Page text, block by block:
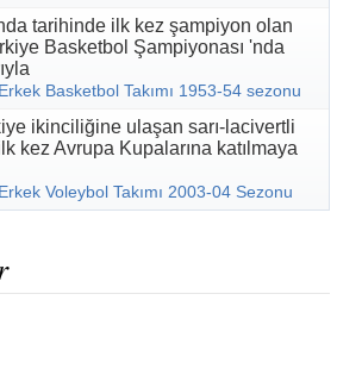
tarihinde ilk kez şampiyon olan
Basketbol Şampiyonası 'nda
Basketbol Takımı 1953-54 sezonu
ikinciliğine ulaşan sarı-lacivertli
kez Avrupa Kupalarına katılmaya
Voleybol Takımı 2003-04 Sezonu